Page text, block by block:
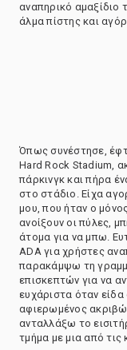
αναπηρικό αμαξίδιο
άλμα πίστης και
Όπως συνέστησε,
Hard Rock Stadium,
πάρκινγκ και πήρα
στο στάδιο. Είχα
μου, που ήταν ο
ανοίξουν οι πύλες,
άτομα για να μπω.
ADA για χρήστες
παρακάμψω τη
επισκεπτών για να
ευχάριστα όταν
αφιερωμένος
ανταλλάξω το
τμήμα με μια από